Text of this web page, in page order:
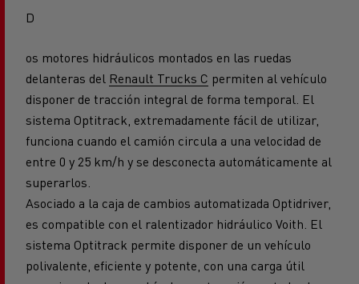
D
os motores hidráulicos montados en las ruedas
delanteras del Renault Trucks C permiten al vehículo
disponer de tracción integral de forma temporal. El
sistema Optitrack, extremadamente fácil de utilizar,
funciona cuando el camión circula a una velocidad de
entre 0 y 25 km/h y se desconecta automáticamente al
superarlos.
Asociado a la caja de cambios automatizada Optidriver,
es compatible con el ralentizador hidráulico Voith. El
sistema Optitrack permite disponer de un vehículo
polivalente, eficiente y potente, con una carga útil